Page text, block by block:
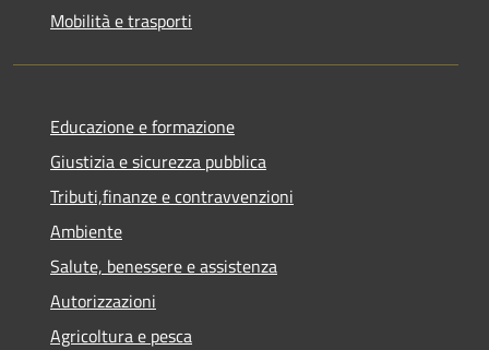
Mobilità e trasporti
Educazione e formazione
Giustizia e sicurezza pubblica
Tributi,finanze e contravvenzioni
Ambiente
Salute, benessere e assistenza
Autorizzazioni
Agricoltura e pesca